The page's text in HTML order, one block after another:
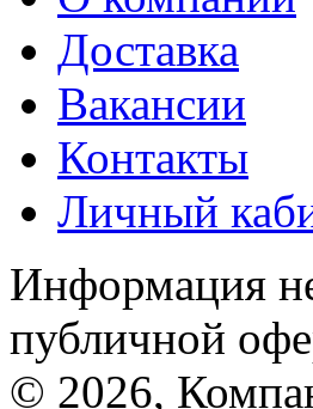
Доставка
Вакансии
Контакты
Личный
Информация
публичной
© 2026,